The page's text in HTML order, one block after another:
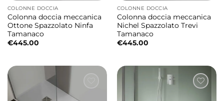
COLONNE DOCCIA
Colonna doccia meccanica
Ottone Spazzolato Ninfa
Tamanaco
€445.00
COLONNE DOCCIA
Colonna doccia meccanica
Nichel Spazzolato Trevi
Tamanaco
€445.00